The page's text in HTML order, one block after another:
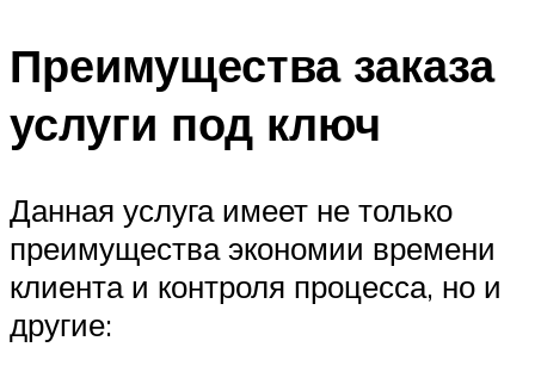
Преимущества заказа
услуги под ключ
Данная услуга имеет не только
преимущества экономии времени
клиента и контроля процесса, но и
другие: